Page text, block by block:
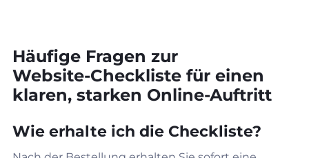
Häufige Fragen zur
Website‑Checkliste für einen
klaren, starken Online‑Auftritt
Wie erhalte ich die Checkliste?